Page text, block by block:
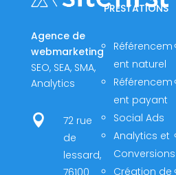
Agence de
webmarketing
SEO, SEA, SMA,
Analytics

72 rue
de
lessard,
PRESTATIONS
Référencem
ent naturel
Référencem
ent payant
Social Ads
Analytics et
Conversions
Création de